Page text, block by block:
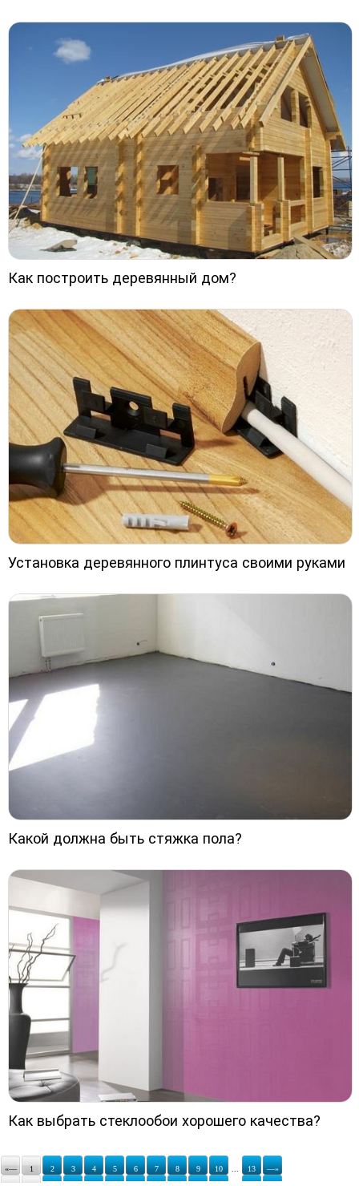
Как построить деревянный дом?
Установка деревянного плинтуса своими руками
Какой должна быть стяжка пола?
Как выбрать стеклообои хорошего качества?
«— 1 2 3 4 5 6 7 8 9 10 ... 13 —»